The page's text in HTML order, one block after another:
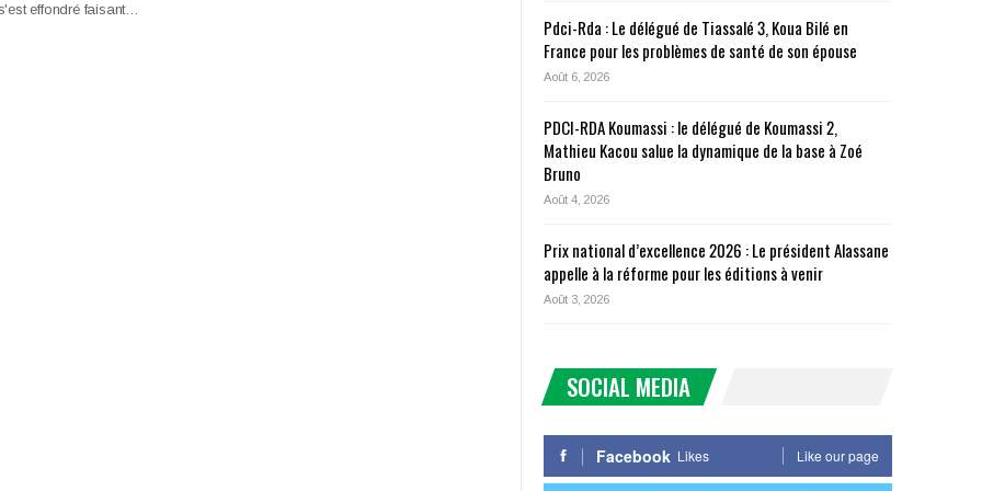
effondré faisant…
Pdci-Rda : Le délégué de Tiassalé 3, Koua Bilé en
France pour les problèmes de santé de son épouse
Août 6, 2026
PDCI-RDA Koumassi : le délégué de Koumassi 2,
Mathieu Kacou salue la dynamique de la base à Zoé
Bruno
Août 4, 2026
Prix national d’excellence 2026 : Le président Alassane
appelle à la réforme pour les éditions à venir
Août 3, 2026
SOCIAL MEDIA
Facebook Likes Like our page